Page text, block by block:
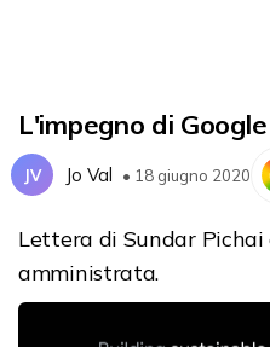
L'impegno di
JV Jo Val • 18 giugno 2020
Lettera di Sundar
amministrata.